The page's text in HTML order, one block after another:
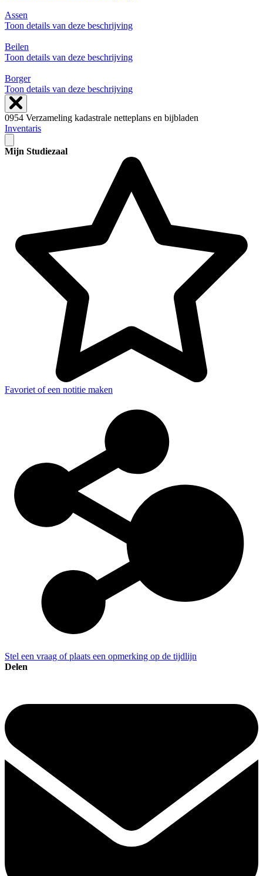
Assen
Toon details van deze beschrijving
Beilen
Toon details van deze beschrijving
Borger
Toon details van deze beschrijving
0954 Verzameling kadastrale netteplans en bijbladen
Inventaris
Mijn Studiezaal
Favoriet of een notitie maken
Stel een vraag of plaats een opmerking op de tijdlijn
Delen